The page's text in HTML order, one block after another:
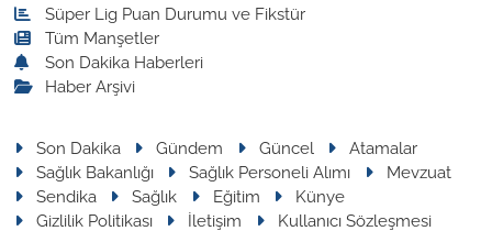
Süper Lig Puan Durumu ve Fikstür
Tüm Manşetler
Son Dakika Haberleri
Haber Arşivi
Son Dakika Gündem Güncel
Atamalar
Sağlık Bakanlığı
Sağlık Personeli Alımı
Mevzuat
Sendika
Sağlık Eğitim
Künye
Gizlilik Politikası
İletişim Kullanıcı Sözleşmesi